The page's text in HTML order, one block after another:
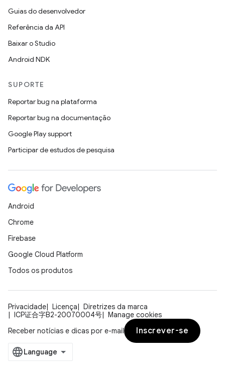
Guias do desenvolvedor
Referência da API
Baixar o Studio
Android NDK
SUPORTE
Reportar bug na plataforma
Reportar bug na documentação
Google Play support
Participar de estudos de pesquisa
Android
Chrome
Firebase
Google Cloud Platform
Todos os produtos
Privacidade Licença
Diretrizes da marca
ICP证合字B2-20070004号
Manage cookies
Receber notícias e dicas por e-mail
Inscrever-se